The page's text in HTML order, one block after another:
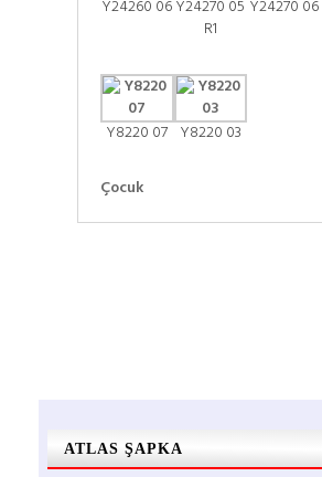
Y24260 06Y24270 05
R1
Y24270 06
Y8220 07 Y8220 03
Çocuk
ATLAS ŞAPKA